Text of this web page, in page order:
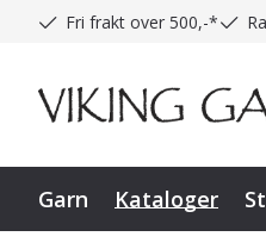
Fri frakt over 500,-*
Garn Kataloger